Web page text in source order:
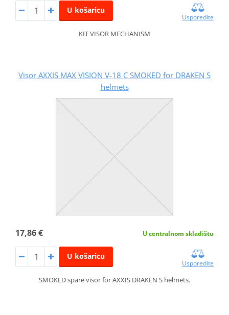
U košaricu
Usporedite
KIT VISOR MECHANISM
Visor AXXIS MAX VISION V-18 C SMOKED for DRAKEN S
helmets
17,86 € U centralnom skladištu
U košaricu
Usporedite
SMOKED spare visor for AXXIS DRAKEN S helmets.